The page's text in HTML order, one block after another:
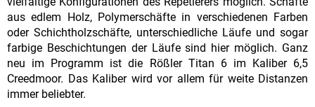
aus edlem Holz, Polymerschäfte in verschiedenen Farben
oder Schichtholzschäfte, unterschiedliche Läufe und sogar
farbige Beschichtungen der Läufe sind hier möglich. Ganz
neu im Programm ist die Rößler Titan 6 im Kaliber 6,5
Creedmoor. Das Kaliber wird vor allem für weite Distanzen
immer beliebter.